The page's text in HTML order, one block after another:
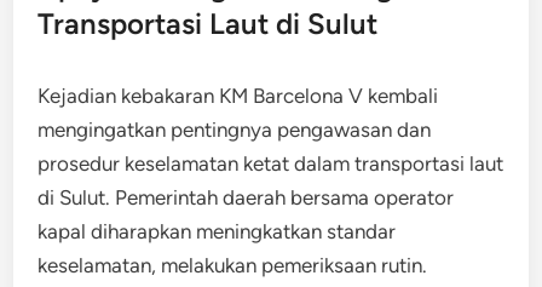
Transportasi Laut di Sulut
Kejadian kebakaran KM Barcelona V kembali
mengingatkan pentingnya pengawasan dan
prosedur keselamatan ketat dalam transportasi laut
di Sulut. Pemerintah daerah bersama operator
kapal diharapkan meningkatkan standar
keselamatan, melakukan pemeriksaan rutin.